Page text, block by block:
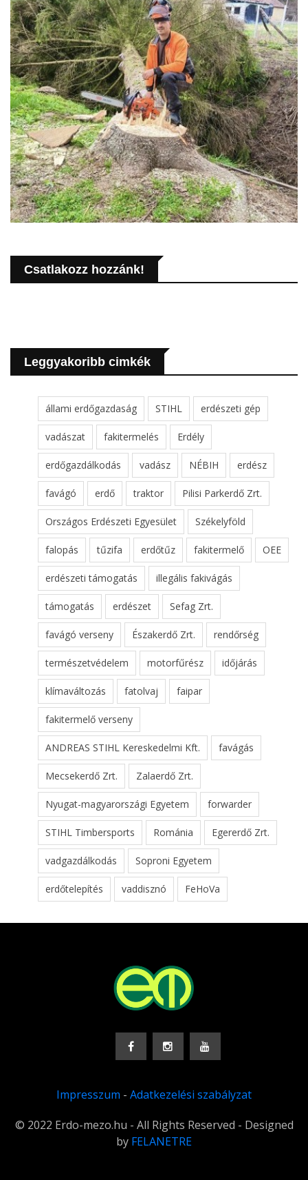
Csatlakozz hozzánk!
Leggyakoribb cimkék
állami erdőgazdaság STIHL erdészeti gép
vadászat fakitermelés Erdély
erdőgazdálkodás vadász NÉBIH erdész
favágó erdő traktor Pilisi Parkerdő Zrt.
Országos Erdészeti Egyesület Székelyföld
falopás tűzifa erdőtűz fakitermelő OEE
erdészeti támogatás illegális fakivágás
támogatás erdészet Sefag Zrt.
favágó verseny Északerdő Zrt. rendőrség
természetvédelem motorfűrész időjárás
klímaváltozás fatolvaj faipar
fakitermelő verseny
ANDREAS STIHL Kereskedelmi Kft. favágás
Mecsekerdő Zrt. Zalaerdő Zrt.
Nyugat-magyarországi Egyetem forwarder
STIHL Timbersports Románia Egererdő Zrt.
vadgazdálkodás Soproni Egyetem
erdőtelepítés vaddisznó FeHoVa
Impresszum - Adatkezelési szabályzat
© 2022 Erdo-mezo.hu - All Rights Reserved - Designed
by FELANETRE